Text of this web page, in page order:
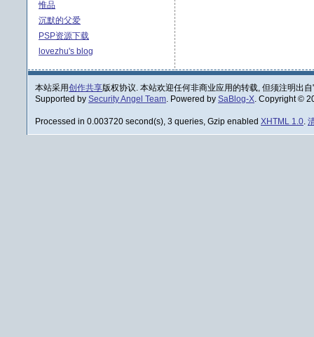
惟品
沉默的父爱
PSP资源下载
lovezhu's blog
本站采用创作共享版权协议. 本站欢迎任何非商业应用的转载, 但须注明出自
Supported by Security Angel Team. Powered by SaBlog-X. Copyright ©
Processed in 0.003720 second(s), 3 queries, Gzip enabled XHTML 1.0.